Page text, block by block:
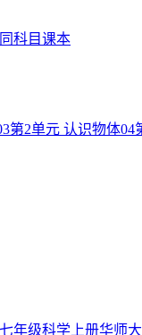
科目课本
第2单元 认识物体04
年级科学上册华师